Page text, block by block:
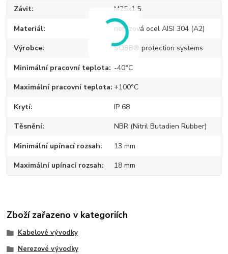
Závit M25x1,5
Materiál nerezová ocel AISI 304 (A2)
Výrobce SOBB® protection systems
Minimální pracovní teplota -40°C
Maximální pracovní teplota +100°C
Krytí IP 68
Těsnění NBR (Nitril Butadien Rubber)
Minimální upínací rozsah 13 mm
Maximální upínací rozsah 18 mm
Zboží zařazeno v kategoriích
Kabelové vývodky
Nerezové vývodky